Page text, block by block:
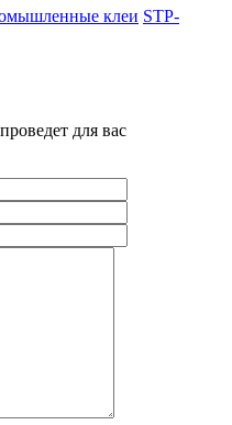
клеи STP-
для вас